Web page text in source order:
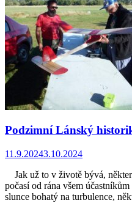
Podzimní Lánský
11.9.20243.10.2024
Jak už to v životě bývá,
počasí od rána všem
slunce bohatý na turbulence,